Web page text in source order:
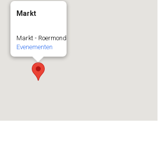
Markt
Markt - Roermond
Evenementen